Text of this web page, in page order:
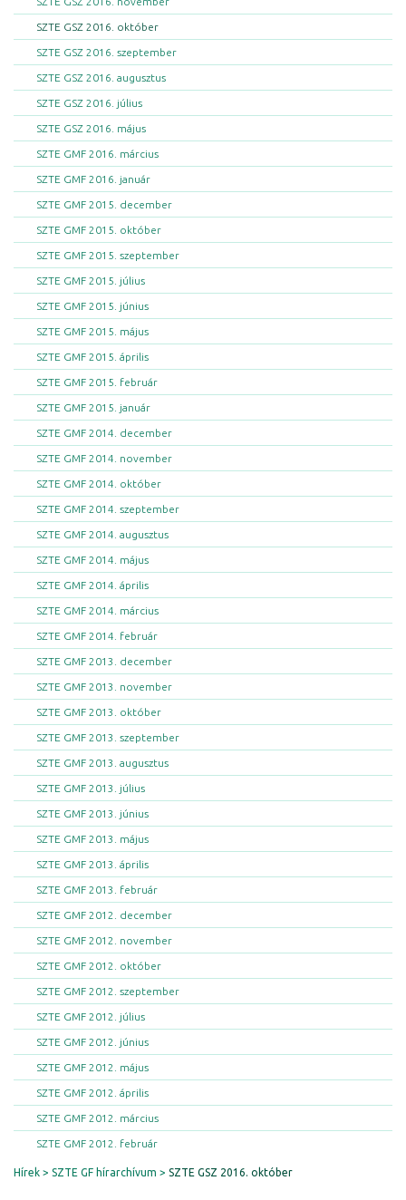
SZTE GSZ 2016. október
SZTE GSZ 2016. szeptember
SZTE GSZ 2016. augusztus
SZTE GSZ 2016. július
SZTE GSZ 2016. május
SZTE GMF 2016. március
SZTE GMF 2016. január
SZTE GMF 2015. december
SZTE GMF 2015. október
SZTE GMF 2015. szeptember
SZTE GMF 2015. július
SZTE GMF 2015. június
SZTE GMF 2015. május
SZTE GMF 2015. április
SZTE GMF 2015. február
SZTE GMF 2015. január
SZTE GMF 2014. december
SZTE GMF 2014. november
SZTE GMF 2014. október
SZTE GMF 2014. szeptember
SZTE GMF 2014. augusztus
SZTE GMF 2014. május
SZTE GMF 2014. április
SZTE GMF 2014. március
SZTE GMF 2014. február
SZTE GMF 2013. december
SZTE GMF 2013. november
SZTE GMF 2013. október
SZTE GMF 2013. szeptember
SZTE GMF 2013. augusztus
SZTE GMF 2013. július
SZTE GMF 2013. június
SZTE GMF 2013. május
SZTE GMF 2013. április
SZTE GMF 2013. február
SZTE GMF 2012. december
SZTE GMF 2012. november
SZTE GMF 2012. október
SZTE GMF 2012. szeptember
SZTE GMF 2012. július
SZTE GMF 2012. június
SZTE GMF 2012. május
SZTE GMF 2012. április
SZTE GMF 2012. március
SZTE GMF 2012. február
Hírek SZTE GF hírarchívum SZTE GSZ 2016. október